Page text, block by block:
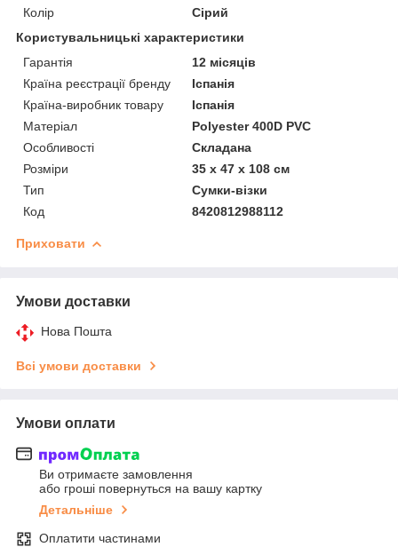
Колір
Сірий
Користувальницькі характеристики
Гарантія
12 місяців
Країна реєстрації бренду
Іспанія
Країна-виробник товару
Іспанія
Матеріал
Polyester 400D PVC
Особливості
Складана
Розміри
35 x 47 x 108 см
Тип
Сумки-візки
Код
8420812988112
Приховати
Умови доставки
Нова Пошта
Всі умови доставки
Умови оплати
Ви отримаєте замовлення
або гроші повернуться на вашу картку
Детальніше
Оплатити частинами